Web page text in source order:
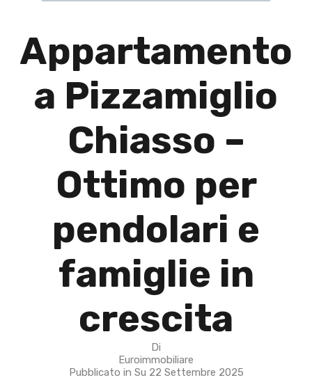
Appartamento
a Pizzamiglio
Chiasso –
Ottimo per
pendolari e
famiglie in
crescita
Di
Euroimmobiliare
Pubblicato in Su 22 Settembre 2025